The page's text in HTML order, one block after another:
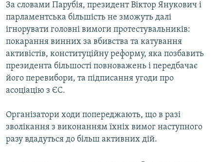
За словами Парубія, президент Віктор Янукович і
парламентська більшість не зможуть далі
ігнорувати головні вимоги протестувальників:
покарання винних за вбивства та катування
активістів, конституційну реформу, яка позбавить
президента більшості повноважень і передбачає
його перевибори, та підписання угоди про
асоціацію з ЄС.
Організатори ходи попереджають, що в разі
зволікання з виконанням їхніх вимог наступного
разу вдадуться до більш активних дій.